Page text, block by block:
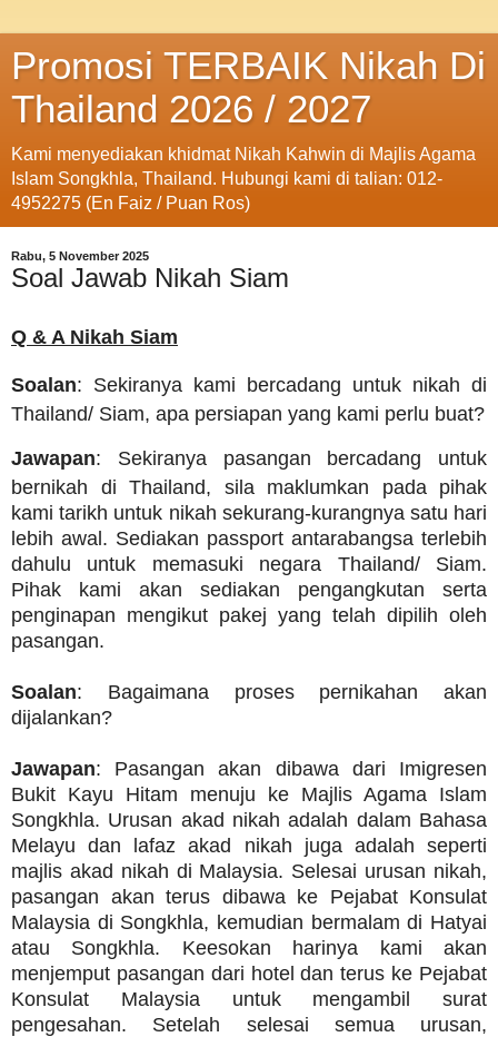
Promosi TERBAIK Nikah Di
Thailand 2026 / 2027
Kami menyediakan khidmat Nikah Kahwin di Majlis Agama
Islam Songkhla, Thailand. Hubungi kami di talian: 012-
4952275 (En Faiz / Puan Ros)
Rabu, 5 November 2025
Soal Jawab Nikah Siam
Q & A Nikah Siam
Soalan: Sekiranya kami bercadang untuk nikah di
Thailand/ Siam, apa persiapan yang kami perlu buat?
Jawapan: Sekiranya pasangan bercadang untuk
bernikah di Thailand, sila maklumkan pada pihak
kami tarikh untuk nikah sekurang-kurangnya satu hari
lebih awal. Sediakan passport antarabangsa terlebih
dahulu untuk memasuki negara Thailand/ Siam.
Pihak kami akan sediakan pengangkutan serta
penginapan mengikut pakej yang telah dipilih oleh
pasangan.
Soalan: Bagaimana proses pernikahan akan
dijalankan?
Jawapan: Pasangan akan dibawa dari Imigresen
Bukit Kayu Hitam menuju ke Majlis Agama Islam
Songkhla. Urusan akad nikah adalah dalam Bahasa
Melayu dan lafaz akad nikah juga adalah seperti
majlis akad nikah di Malaysia. Selesai urusan nikah,
pasangan akan terus dibawa ke Pejabat Konsulat
Malaysia di Songkhla, kemudian bermalam di Hatyai
atau Songkhla. Keesokan harinya kami akan
menjemput pasangan dari hotel dan terus ke Pejabat
Konsulat Malaysia untuk mengambil surat
pengesahan. Setelah selesai semua urusan,